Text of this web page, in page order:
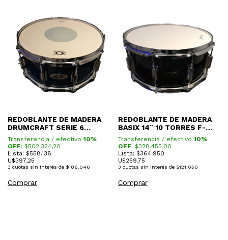
REDOBLANTE DE MADERA
DRUMCRAFT SERIE 6
OCEAN BLUE BRICH 14¨ DC-
836-016
Transferencia / efectivo 10%
OFF: $502.324,20
Lista: $558.138
U$397,25
3 cuotas sin interés de $186.046
Comprar
REDOBLANTE DE MADERA
BASIX 14¨ 10 TORRES F-
801-121
Transferencia / efectivo 10%
OFF: $328.455,00
Lista: $364.950
U$259,75
3 cuotas sin interés de $121.650
Comprar